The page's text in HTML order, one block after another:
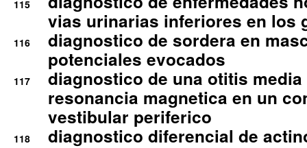
115
vias urinarias inferiores en los
116
diagnostico de sordera en
potenciales evocados
117
diagnostico de una otitis
resonancia magnetica en un
vestibular periferico
118
diagnostico diferencial de